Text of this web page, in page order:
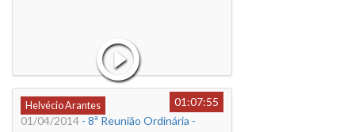
Helvécio Arantes
01:07:55
01/04/2014 - 8ª Reunião Ordinária -